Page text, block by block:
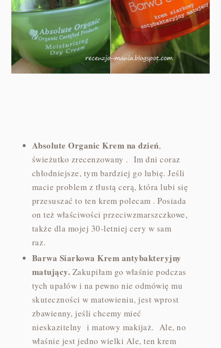
Absolute Organic Krem na dzień,
świeżutko zrecenzowany . Im dni coraz
chłodniejsze, tym bardziej go lubię. Jeśli
macie problem z tłustą cerą, która lubi się
przesuszać to ten krem polecam . Posiada
on też właściwości przeciwzmarszczkowe,
także dla mojej 30-letniej cery w sam
raz.
Barwa Siarkowa Krem antybakteryjny
matujący. Zakupiłam go właśnie podczas
tych upałów i na pewno nie odmówię mu
skuteczności w matowieniu, jest wprost
zbawienny, jeśli chcemy mieć
nieskazitelny i matowy makijaż. Ale, no
właśnie jest jedno wielki Ale, ten krem